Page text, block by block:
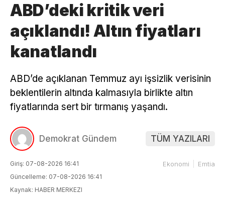
ABD’deki kritik veri
açıklandı! Altın fiyatları
kanatlandı
ABD’de açıklanan Temmuz ayı işsizlik verisinin
beklentilerin altında kalmasıyla birlikte altın
fiyatlarında sert bir tırmanış yaşandı.
Demokrat Gündem TÜM YAZILARI
Giriş: 07-08-2026 16:41
Güncelleme: 07-08-2026 16:41
Kaynak: HABER MERKEZI
Ekonomi Emtia